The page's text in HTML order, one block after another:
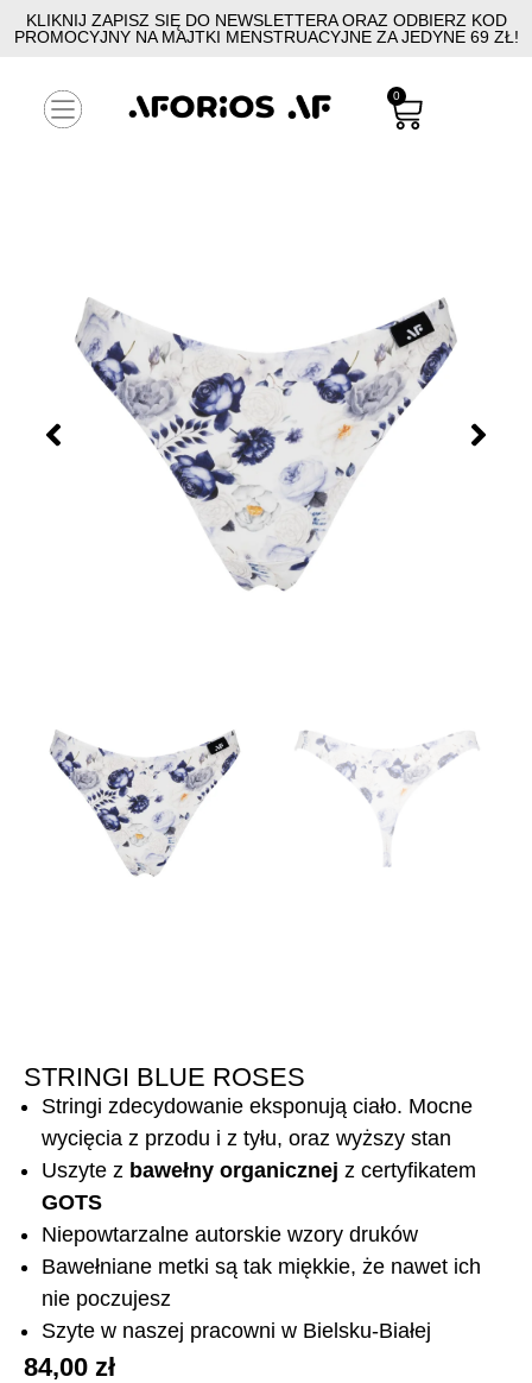
KLIKNIJ ZAPISZ SIĘ DO NEWSLETTERA ORAZ ODBIERZ KOD
PROMOCYJNY NA MAJTKI MENSTRUACYJNE ZA JEDYNE 69 ZŁ!
0
STRINGI BLUE ROSES
Stringi zdecydowanie eksponują ciało. Mocne
wycięcia z przodu i z tyłu, oraz wyższy stan
Uszyte z bawełny organicznej z certyfikatem
GOTS
Niepowtarzalne autorskie wzory druków
Bawełniane metki są tak miękkie, że nawet ich
nie poczujesz
Szyte w naszej pracowni w Bielsku-Białej
84,00 zł